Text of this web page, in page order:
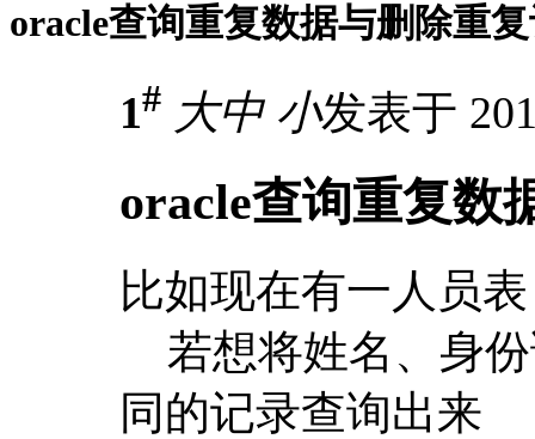
oracle查询重复数据与删除重
1# 大中 小发表于
oracle查询重复数
比如现在有一人员
若想将姓名、身份
同的记录查询出来